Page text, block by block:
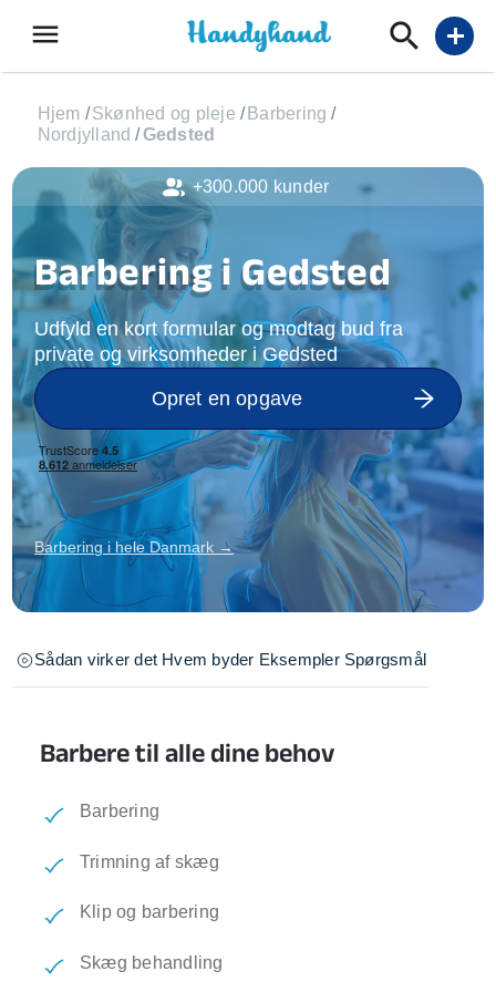
menu add
Hjem /Skønhed og pleje / Barbering /
Nordjylland /Gedsted
Barbering i Gedsted
Udfyld en kort formular og modtag bud fra
private og virksomheder i Gedsted
Opret en opgave
Barbering i hele Danmark →
Sådan virker det Hvem byder Eksempler Spørgsmål
Barbere til alle dine behov
Barbering
Trimning af skæg
Klip og barbering
Skæg behandling
+300.000 kunder